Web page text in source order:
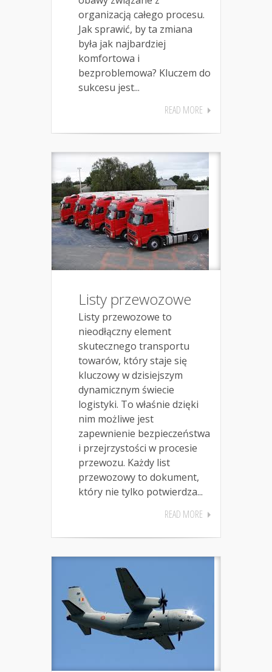
organizacją całego procesu.
Jak sprawić, by ta zmiana
była jak najbardziej
komfortowa i
bezproblemowa? Kluczem do
sukcesu jest...
READ MORE
Listy przewozowe
Listy przewozowe to
nieodłączny element
skutecznego transportu
towarów, który staje się
kluczowy w dzisiejszym
dynamicznym świecie
logistyki. To właśnie dzięki
nim możliwe jest
zapewnienie bezpieczeństwa
i przejrzystości w procesie
przewozu. Każdy list
przewozowy to dokument,
który nie tylko potwierdza...
READ MORE